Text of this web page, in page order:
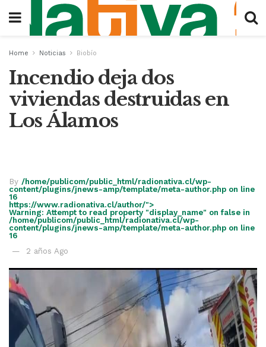
Home Noticias Biobío
Incendio deja dos
viviendas destruidas en
Los Álamos
By /home/publicom/public_html/radionativa.cl/wp-
content/plugins/jnews-amp/template/meta-author.php on line
16
https://www.radionativa.cl/author/">
Warning: Attempt to read property "display_name" on false in
/home/publicom/public_html/radionativa.cl/wp-
content/plugins/jnews-amp/template/meta-author.php on line
16
2 años Ago